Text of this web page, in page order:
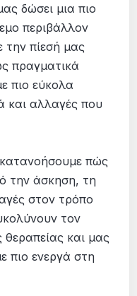
δώσει μια πιο
περιβάλλον
πίεσή μας
πραγματικά
πιο εύκολα
και αλλαγές που
πώς
την άσκηση, τη
στον τρόπο
τον
και μας
πιο ενεργά στη